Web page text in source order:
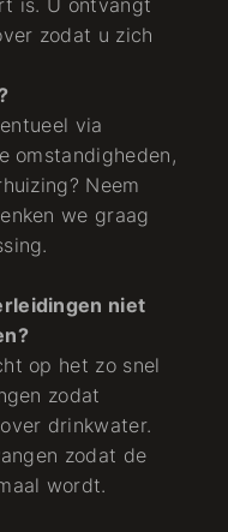
is. U ontvangt
zodat u zich
via
omstandigheden,
Neem
we graag
niet
op het zo snel
zodat
drinkwater.
zodat de
wordt.